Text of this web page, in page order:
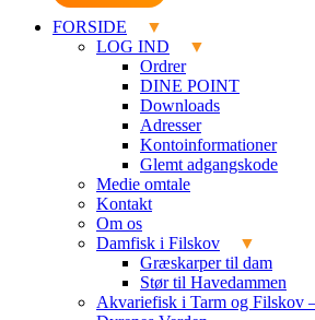
FORSIDE
LOG IND
Ordrer
DINE POINT
Downloads
Adresser
Kontoinformationer
Glemt adgangskode
Medie omtale
Kontakt
Om os
Damfisk i Filskov
Græskarper til dam
Stør til Havedammen
Akvariefisk i Tarm og Filskov